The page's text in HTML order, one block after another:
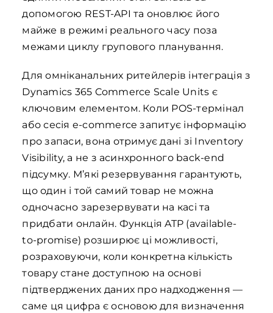
допомогою REST-API та оновлює його
майже в режимі реального часу поза
межами циклу групового планування.
Для омніканальних ритейлерів інтеграція з
Dynamics 365 Commerce Scale Units є
ключовим елементом. Коли POS-термінал
або сесія e-commerce запитує інформацію
про запаси, вона отримує дані зі Inventory
Visibility, а не з асинхронного back-end
підсумку. М’які резервування гарантують,
що один і той самий товар не можна
одночасно зарезервувати на касі та
придбати онлайн. Функція ATP (available-
to-promise) розширює ці можливості,
розраховуючи, коли конкретна кількість
товару стане доступною на основі
підтверджених даних про надходження —
саме ця цифра є основою для визначення